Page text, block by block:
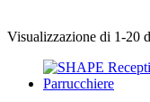
Visualizzazione di 1-20